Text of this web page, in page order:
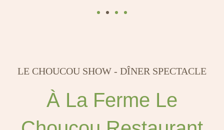
LE CHOUCOU SHOW - DÎNER SPECTACLE
À La Ferme Le